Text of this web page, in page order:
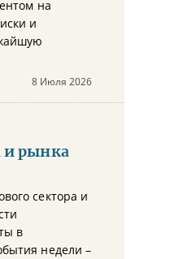
на
и
8 Июля 2026
и рынка
сектора и
в
недели –